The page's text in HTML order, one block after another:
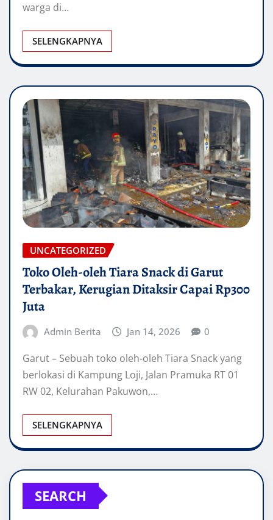
warga di…
SELENGKAPNYA
UNCATEGORIZED
Toko Oleh-oleh Tiara Snack di Garut
Terbakar, Kerugian Ditaksir Capai Rp300
Juta
Admin Berita Jan 14, 2026 0
Garut – Sebuah toko oleh-oleh Tiara Snack yang
berlokasi di Kampung Loji, Jalan Pramuka RT 01
RW 02, Kelurahan Pakuwon,…
SELENGKAPNYA
SEARCH